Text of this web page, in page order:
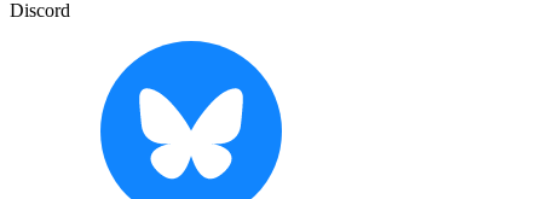
Discord